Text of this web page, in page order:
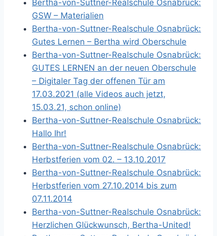
Bertha-von-Suttner-Realschule Osnabrück:
GSW – Materialien
Bertha-von-Suttner-Realschule Osnabrück:
Gutes Lernen – Bertha wird Oberschule
Bertha-von-Suttner-Realschule Osnabrück:
GUTES LERNEN an der neuen Oberschule
– Digitaler Tag der offenen Tür am
17.03.2021 (alle Videos auch jetzt,
15.03.21, schon online)
Bertha-von-Suttner-Realschule Osnabrück:
Hallo Ihr!
Bertha-von-Suttner-Realschule Osnabrück:
Herbstferien vom 02. – 13.10.2017
Bertha-von-Suttner-Realschule Osnabrück:
Herbstferien vom 27.10.2014 bis zum
07.11.2014
Bertha-von-Suttner-Realschule Osnabrück:
Herzlichen Glückwunsch, Bertha-United!